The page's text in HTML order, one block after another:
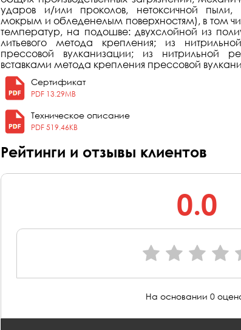
ударов и/или проколов, нетоксичной
мокрым и обледенелым поверхностям), в том
температур, на подошве: двухслойной из
литьевого метода крепления; из
прессовой вулканизации; из нитрильной
вставками метода крепления прессовой
Сертификат
PDF 13.29MB
Техническое описание
PDF 519.46KB
Рейтинги и отзывы клиентов
0.0
На основании 0